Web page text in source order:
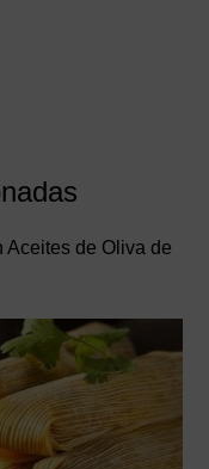
Aceites de Oliva de